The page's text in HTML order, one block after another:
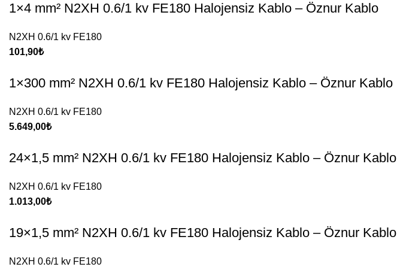
1×4 mm² N2XH 0.6/1 kv FE180 Halojensiz Kablo – Öznur Kablo
N2XH 0.6/1 kv FE180
101,90₺
1×300 mm² N2XH 0.6/1 kv FE180 Halojensiz Kablo – Öznur Kablo
N2XH 0.6/1 kv FE180
5.649,00₺
24×1,5 mm² N2XH 0.6/1 kv FE180 Halojensiz Kablo – Öznur Kablo
N2XH 0.6/1 kv FE180
1.013,00₺
19×1,5 mm² N2XH 0.6/1 kv FE180 Halojensiz Kablo – Öznur Kablo
N2XH 0.6/1 kv FE180